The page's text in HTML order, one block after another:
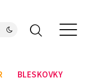
BLESKOVKY